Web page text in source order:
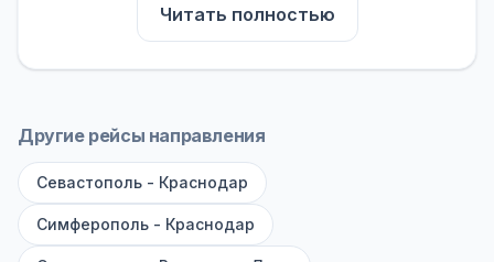
На нашем сайте вы можете найти
расписание автобусов Никита - Армавир,
сравнить рейсы и выбрать подходящий.
на микроавтобусы (8–18 мест). Если важен
(от 40 мест): у них лучше подвеска и
дорога ощущается меньше.
Читать полностью
Другие рейсы направления
Севастополь - Краснодар
Симферополь - Краснодар